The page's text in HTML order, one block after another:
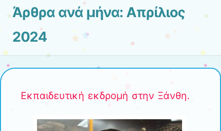
Άρθρα ανά μήνα: Απρίλιος
2024
Εκπαιδευτική εκδρομή στην Ξάνθη.